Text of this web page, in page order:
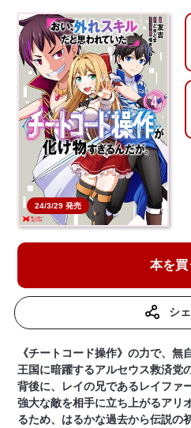
24/3/29 発売
本を買
シ
《チートコード操作》の力で、無
王国に暗躍するアルセウス救済党
背後に、レイの兄であるレイファ
強大な敵を相手に立ち上がるアリ
るため、はるかな過去から伝説の